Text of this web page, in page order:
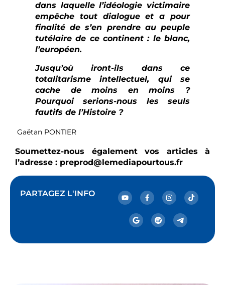
dans laquelle l’idéologie victimaire
empêche tout dialogue et a pour
finalité de s’en prendre au peuple
tutélaire de ce continent : le blanc,
l’européen.
Jusqu’où iront-ils dans ce
totalitarisme intellectuel, qui se
cache de moins en moins ?
Pourquoi serions-nous les seuls
fautifs de l’Histoire ?
Gaëtan PONTIER
Soumettez-nous également vos articles à
l’adresse : preprod@lemediapourtous.fr
PARTAGEZ L'INFO